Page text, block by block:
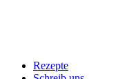
Rezepte